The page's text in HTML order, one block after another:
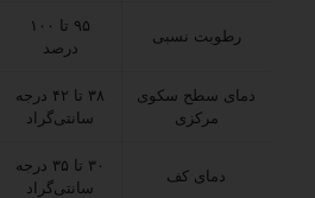
رطوبت نسبی
۹۵ تا ۱۰۰
درصد
دمای سطح سکوی
مرکزی
۳۸ تا ۴۲ درجه
سانتی‌گراد
دمای کف
۳۰ تا ۳۵ درجه
سانتی‌گراد